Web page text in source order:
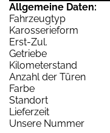
Allgemeine Daten:
Fahrzeugtyp
Karosserieform
Erst-Zul.
Getriebe
Kilometerstand
Anzahl der Türen
Farbe
Standort
Lieferzeit
Unsere Nummer